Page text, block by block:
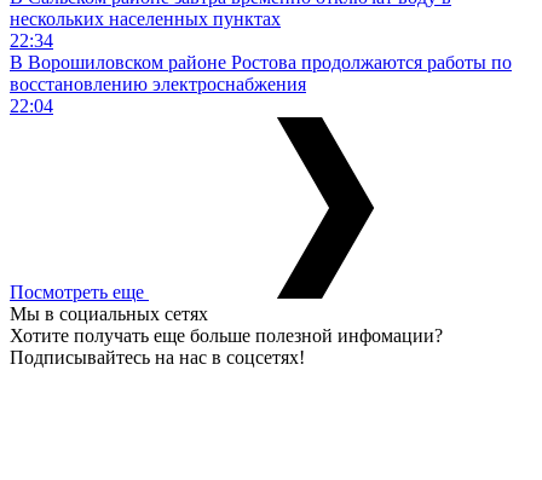
нескольких населенных пунктах
22:34
В Ворошиловском районе Ростова продолжаются работы по
восстановлению электроснабжения
22:04
Посмотреть еще
Мы в социальных сетях
Хотите получать еще больше полезной инфомации?
Подписывайтесь на нас в соцсетях!